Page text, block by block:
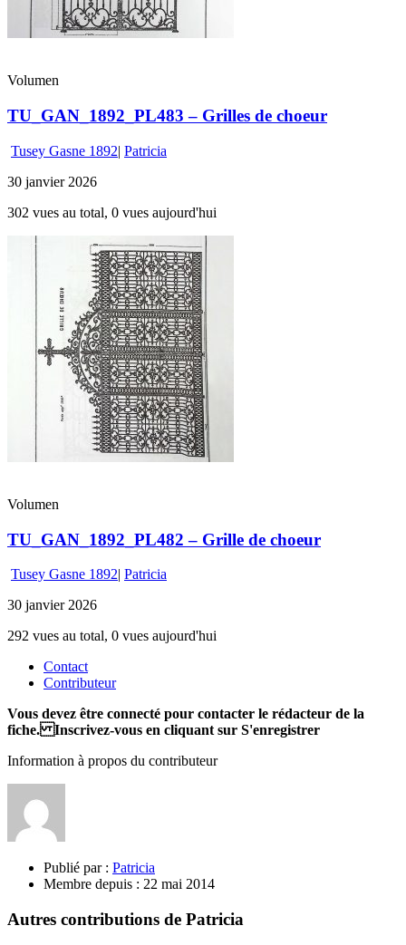
Volumen
TU_GAN_1892_PL483 – Grilles de choeur
Tusey Gasne 1892| Patricia
30 janvier 2026
302 vues au total, 0 vues aujourd'hui
Volumen
TU_GAN_1892_PL482 – Grille de choeur
Tusey Gasne 1892| Patricia
30 janvier 2026
292 vues au total, 0 vues aujourd'hui
Contact
Contributeur
Vous devez être connecté pour contacter le rédacteur de la
fiche. Inscrivez-vous en cliquant sur S'enregistrer
Information à propos du contributeur
Publié par : Patricia
Membre depuis : 22 mai 2014
Autres contributions de Patricia